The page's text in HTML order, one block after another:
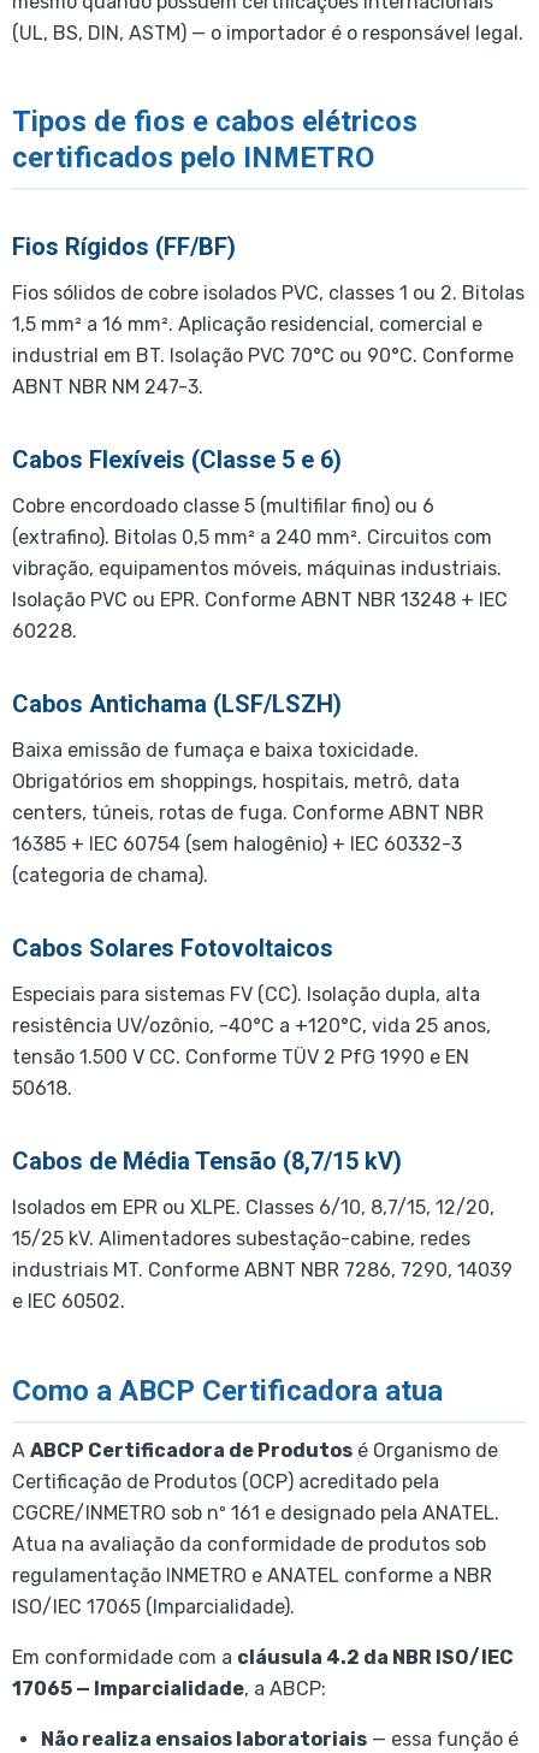
(UL, BS, DIN, ASTM) — o importador é o responsável legal.
Tipos de fios e cabos elétricos
certificados pelo INMETRO
Fios Rígidos (FF/BF)
Fios sólidos de cobre isolados PVC, classes 1 ou 2. Bitolas
1,5 mm² a 16 mm². Aplicação residencial, comercial e
industrial em BT. Isolação PVC 70°C ou 90°C. Conforme
ABNT NBR NM 247-3.
Cabos Flexíveis (Classe 5 e 6)
Cobre encordoado classe 5 (multifilar fino) ou 6
(extrafino). Bitolas 0,5 mm² a 240 mm². Circuitos com
vibração, equipamentos móveis, máquinas industriais.
Isolação PVC ou EPR. Conforme ABNT NBR 13248 + IEC
60228.
Cabos Antichama (LSF/LSZH)
Baixa emissão de fumaça e baixa toxicidade.
Obrigatórios em shoppings, hospitais, metrô, data
centers, túneis, rotas de fuga. Conforme ABNT NBR
16385 + IEC 60754 (sem halogênio) + IEC 60332-3
(categoria de chama).
Cabos Solares Fotovoltaicos
Especiais para sistemas FV (CC). Isolação dupla, alta
resistência UV/ozônio, -40°C a +120°C, vida 25 anos,
tensão 1.500 V CC. Conforme TÜV 2 PfG 1990 e EN
50618.
Cabos de Média Tensão (8,7/15 kV)
Isolados em EPR ou XLPE. Classes 6/10, 8,7/15, 12/20,
15/25 kV. Alimentadores subestação-cabine, redes
industriais MT. Conforme ABNT NBR 7286, 7290, 14039
e IEC 60502.
Como a ABCP Certificadora atua
A ABCP Certificadora de Produtos é Organismo de
Certificação de Produtos (OCP) acreditado pela
CGCRE/INMETRO sob nº 161 e designado pela ANATEL.
Atua na avaliação da conformidade de produtos sob
regulamentação INMETRO e ANATEL conforme a NBR
ISO/IEC 17065 (Imparcialidade).
Em conformidade com a cláusula 4.2 da NBR ISO/IEC
17065 — Imparcialidade, a ABCP:
Não realiza ensaios laboratoriais — essa função é